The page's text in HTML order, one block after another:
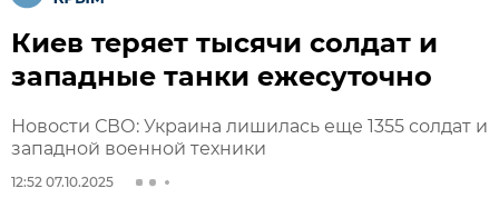
Киев теряет тысячи солдат и
западные танки ежесуточно
Новости СВО: Украина лишилась еще 1355 солдат и
западной военной техники
12:52 07.10.2025